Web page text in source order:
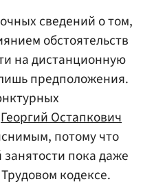
сведений о том,
обстоятельств
на дистанционную
предположения.
Георгий Остапкович
потому что
пока даже
кодексе.